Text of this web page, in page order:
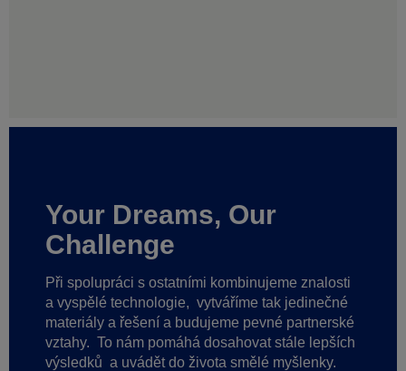
Your Dreams, Our
Challenge
Při spolupráci s ostatními kombinujeme znalosti
a vyspělé technologie, vytváříme tak jedinečné
materiály a řešení a budujeme pevné partnerské
vztahy. To nám pomáhá dosahovat stále lepších
výsledků a uvádět do života smělé myšlenky.